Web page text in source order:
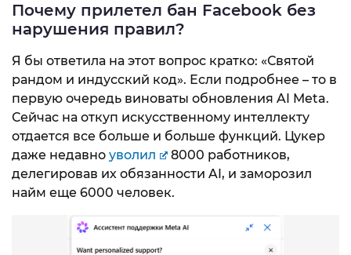
Почему прилетел бан Facebook без
нарушения правил?
Я бы ответила на этот вопрос кратко: «Святой
рандом и индусский код». Если подробнее – то в
первую очередь виноваты обновления AI Meta.
Сейчас на откуп искусственному интеллекту
отдается все больше и больше функций. Цукер
даже недавно уволил
8000 работников,
делегировав их обязанности AI, и заморозил
найм еще 6000 человек.